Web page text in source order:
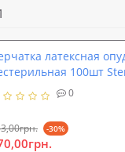
латексная
100шт
0
-30%